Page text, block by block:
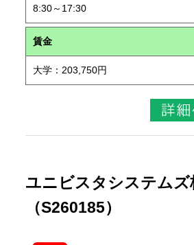
8:30～17:30
賃金
大学：203,750円
ユニビスタシステムズ
（S260185）